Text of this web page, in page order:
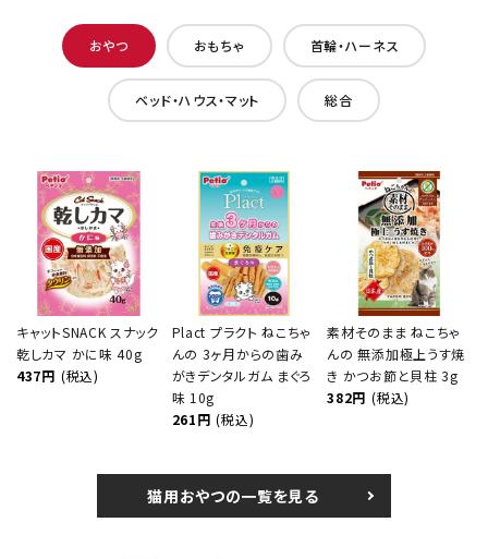
おやつ おもちゃ 首輪・ハーネス
ベッド・ハウス・マット 総合
キャットSNACK スナック
乾しカマ かに味 40g
437円 (税込)
Plact プラクト ねこちゃ
んの 3ヶ月からの歯み
がきデンタルガム まぐろ
味 10g
261円 (税込)
素材そのまま ねこちゃ
んの 無添加極上うす焼
き かつお節と貝柱 3g
382円 (税込)
猫用おやつの一覧を見る